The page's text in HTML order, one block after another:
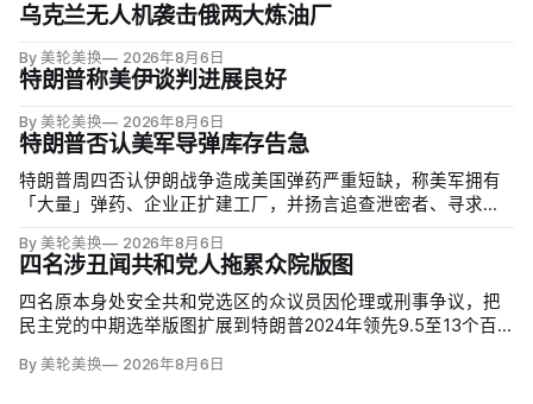
乌克兰无人机袭击俄两大炼油厂
By 美轮美换 2026年8月6日
特朗普称美伊谈判进展良好
By 美轮美换 2026年8月6日
特朗普否认美军导弹库存告急
特朗普周四否认伊朗战争造成美国弹药严重短缺，称美军拥有
「大量」弹药、企业正扩建工厂，并扬言追查泄密者、寻求长
动」中几乎耗尽全球陆军战术导弹系统（ATACMS）与精确打
击导弹库存，爱国者和末段高空区域防御系统（THAAD）拦
截…
By 美轮美换 2026年8月6日
四名涉丑闻共和党人拖累众院版图
四名原本身处安全共和党选区的众议员因伦理或刑事争议，把
民主党的中期选举版图扩展到特朗普2024年领先9.5至13个百
道德委员会认定性骚扰女助理后退选，其选区已被列为胜负难
By 美轮美换 2026年8月6日